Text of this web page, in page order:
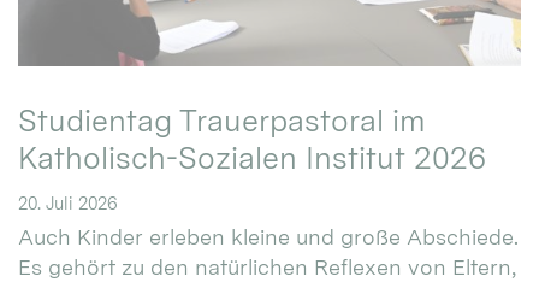
Studientag Trauerpastoral im
Katholisch-Sozialen Institut 2026
20. Juli 2026
Auch Kinder erleben kleine und große Abschiede.
Es gehört zu den natürlichen Reflexen von Eltern,